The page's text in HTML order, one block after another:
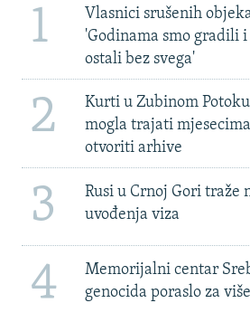
1
Vlasnici srušenih
'Godinama smo gradili
ostali bez svega'
2
Kurti u Zubinom
mogla trajati
otvoriti arhive
3
Rusi u Crnoj Gori traže
uvođenja viza
4
Memorijalni centar
genocida poraslo za